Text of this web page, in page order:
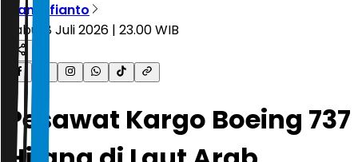
Rian Alfianto
Rabu, 8 Juli 2026 | 23.00 WIB
Pesawat Kargo Boeing 737